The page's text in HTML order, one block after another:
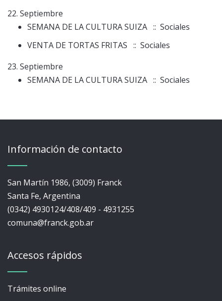
22. Septiembre
SEMANA DE LA CULTURA SUIZA :: Sociales
VENTA DE TORTAS FRITAS :: Sociales
23. Septiembre
SEMANA DE LA CULTURA SUIZA :: Sociales
Información de contacto
San Martín 1986, (3009) Franck
Santa Fe, Argentina
(0342) 4930124/408/409 - 4931255
comuna@franck.gob.ar
Accesos rápidos
Trámites online